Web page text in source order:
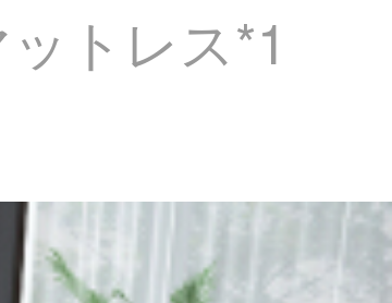
トレス*1